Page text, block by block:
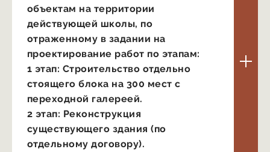
объектам на территории
действующей школы, по
отраженному в задании на
проектирование работ по этапам:
1 этап: Строительство отдельно
стоящего блока на 300 мест с
переходной галереей.
2 этап: Реконструкция
существующего здания (по
отдельному договору).